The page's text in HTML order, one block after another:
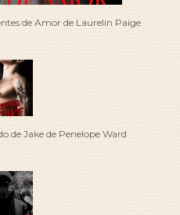
de Amor de Laurelin Paige
de Jake de Penelope Ward